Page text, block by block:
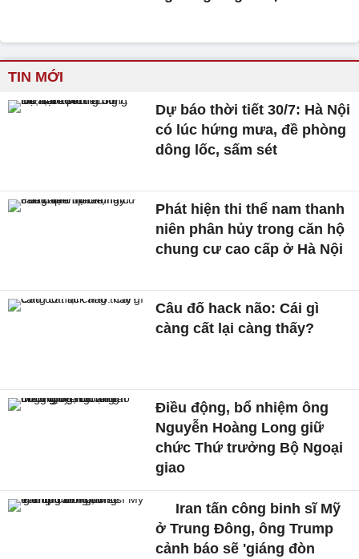
TIN MỚI
Dự báo thời tiết 30/7: Hà Nội
có lúc hứng mưa, đề phòng
dông lốc, sấm sét
Phát hiện thi thể nam thanh
niên phân hủy trong căn hộ
chung cư cao cấp ở Hà Nội
Câu đố hack não: Cái gì
càng cất lại càng thấy?
Điều động, bổ nhiệm ông
Nguyễn Hoàng Long giữ
chức Thứ trưởng Bộ Ngoại
giao
Iran tấn công binh sĩ Mỹ
ở Trung Đông, ông Trump
cảnh báo sẽ 'giáng đòn